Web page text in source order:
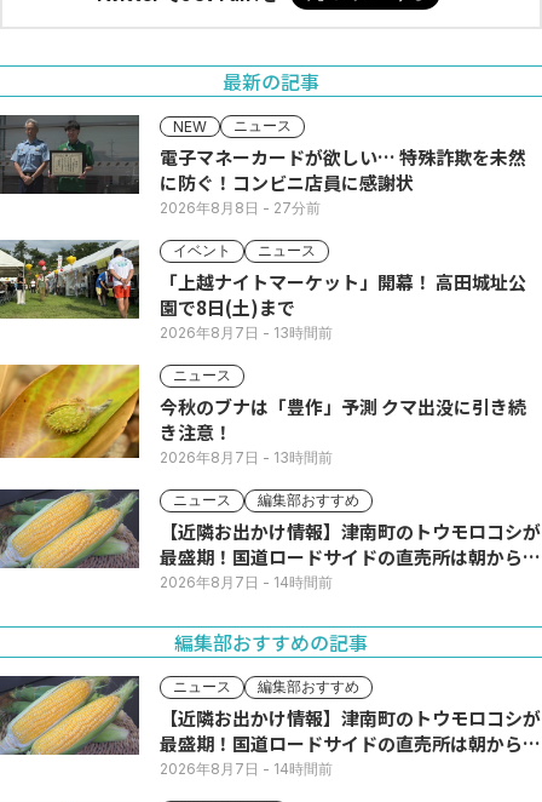
最新の記事
NEW ニュース
電子マネーカードが欲しい… 特殊詐欺を未然
に防ぐ！コンビニ店員に感謝状
2026年8月8日 - 27分前
イベント ニュース
「上越ナイトマーケット」開幕！ 高田城址公
園で8日(土)まで
2026年8月7日 - 13時間前
ニュース
今秋のブナは「豊作」予測 クマ出没に引き続
き注意！
2026年8月7日 - 13時間前
ニュース 編集部おすすめ
【近隣お出かけ情報】津南町のトウモロコシが
最盛期！国道ロードサイドの直売所は朝から長
い列
2026年8月7日 - 14時間前
編集部おすすめの記事
ニュース 編集部おすすめ
【近隣お出かけ情報】津南町のトウモロコシが
最盛期！国道ロードサイドの直売所は朝から長
い列
2026年8月7日 - 14時間前